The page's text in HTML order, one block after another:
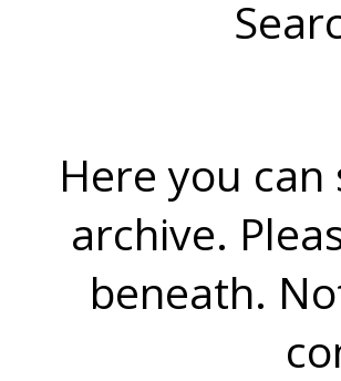
Here you
archive.
beneath.